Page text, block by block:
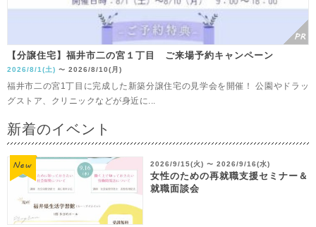
【分譲住宅】福井市二の宮１丁目 ご来場予約キャンペーン
2026/8/1(土) 〜 2026/8/10(月)
福井市二の宮1丁目に完成した新築分譲住宅の見学会を開催！ 公園やドラッ
グストア、クリニックなどが身近に...
新着のイベント
2026/9/15(火) 〜 2026/9/16(水)
女性のための再就職支援セミナー＆
就職面談会